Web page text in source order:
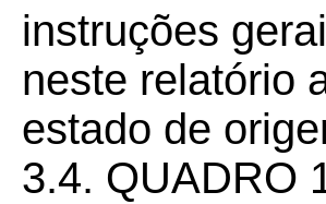
instruções
neste relatório
estado de
3.4. QUADRO